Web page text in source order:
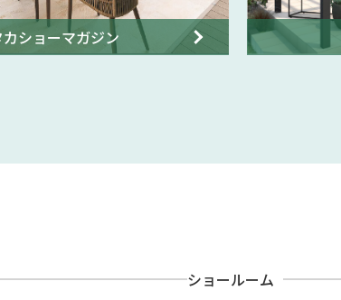
ショーマガジン
ショールーム